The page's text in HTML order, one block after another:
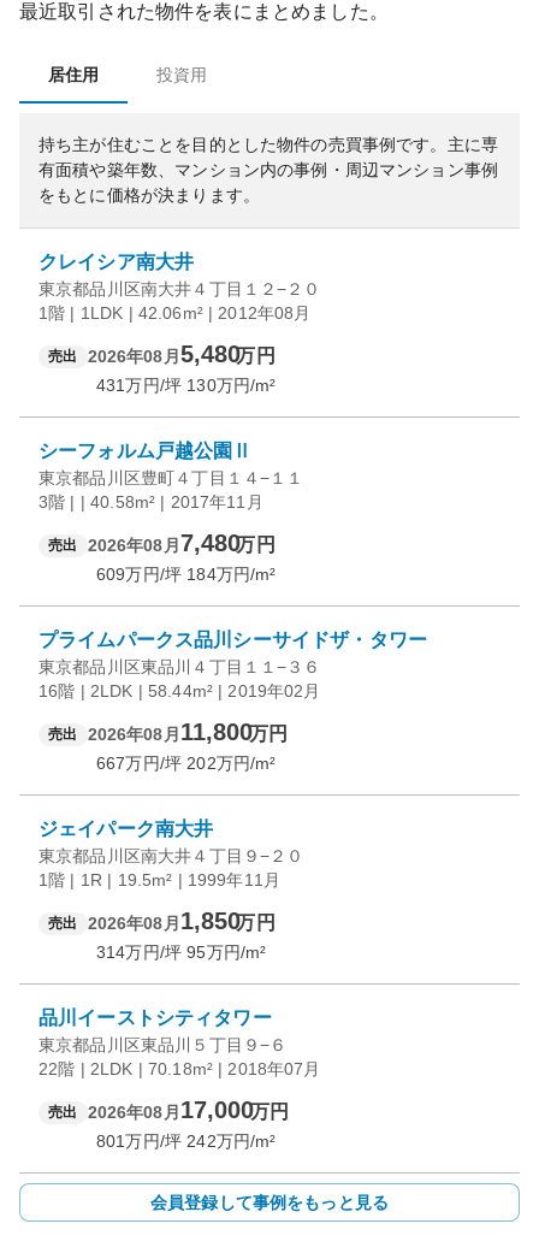
最近取引された物件を表にまとめました。
居住用 投資用
持ち主が住むことを目的とした物件の売買事例です。 主に専
有面積や築年数、マンション内の事例・周辺マンション事例
をもとに価格が決まります。
クレイシア南大井
東京都品川区南大井４丁目１２−２０
1階 | 1LDK | 42.06m² | 2012年08月
売出 2026年08月 5,480万円
431万円/坪 130万円/m²
シーフォルム戸越公園Ⅱ
東京都品川区豊町４丁目１４−１１
3階 | | 40.58m² | 2017年11月
売出 2026年08月 7,480万円
609万円/坪 184万円/m²
プライムパークス品川シーサイドザ・タワー
東京都品川区東品川４丁目１１−３６
16階 | 2LDK | 58.44m² | 2019年02月
売出 2026年08月 11,800万円
667万円/坪 202万円/m²
ジェイパーク南大井
東京都品川区南大井４丁目９−２０
1階 | 1R | 19.5m² | 1999年11月
売出 2026年08月 1,850万円
314万円/坪 95万円/m²
品川イーストシティタワー
東京都品川区東品川５丁目９−６
22階 | 2LDK | 70.18m² | 2018年07月
売出 2026年08月 17,000万円
801万円/坪 242万円/m²
会員登録して事例をもっと見る